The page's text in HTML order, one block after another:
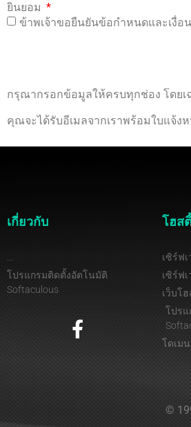
ยินยอม
ข้าพเจ้าขอยืนยันข้อกำหนดและเงื่อน
กรุณากรอกข้อมูลให้ครบทุกช่อง โดยเ
คุณจะได้รับอีเมลจากเราพร้อมใบแจ้ง
เกี่ยวกับ
โปรแกรมติดตั้งอัตโนมัติ
Softaculous
โฮส
เซิร์ฟเ
เซิร์ฟ
เว็บโ
โปร
โดเมน
©